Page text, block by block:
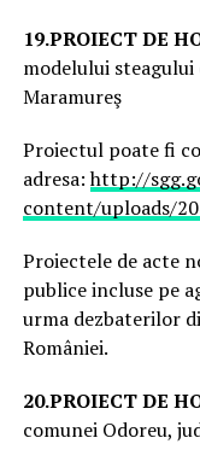
19.PROIECT DE
modelului steagului
Maramureş
Proiectul poate fi
adresa:http://
content/uploads/
Proiectele de acte
publice incluse pe
urma dezbaterilor
României.
20.PROIECT DE
comunei Odoreu,